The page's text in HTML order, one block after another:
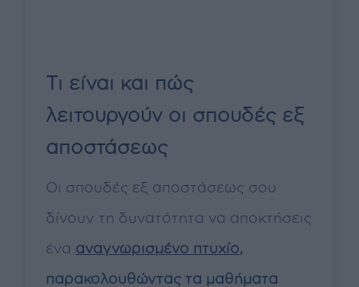
Τι είναι και πώς
λειτουργούν οι σπουδές εξ
αποστάσεως
Οι σπουδές εξ αποστάσεως σου
δίνουν τη δυνατότητα να αποκτήσεις
ένα αναγνωρισμένο πτυχίο,
παρακολουθώντας τα μαθήματα